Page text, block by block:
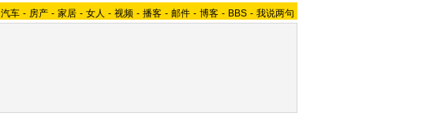
汽车 - 房产 - 家居 - 女人 - 视频 - 播客 - 邮件 - 博客 - BBS - 我说两句